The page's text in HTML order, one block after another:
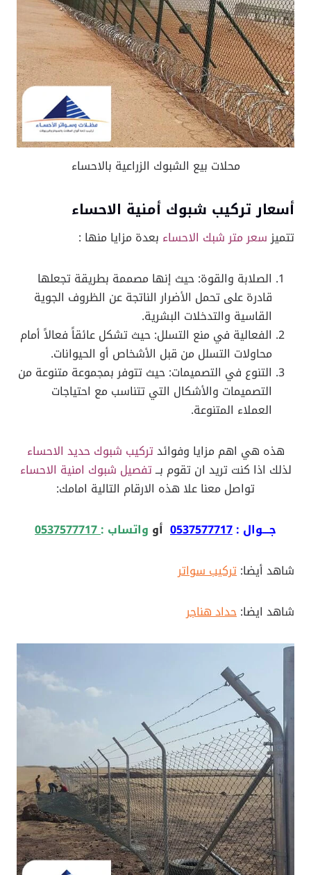
محلات بيع الشبوك الزراعية بالاحساء
أسعار تركيب شبوك أمنية الاحساء
تتميزسعر متر شبك الاحساء بعدة مزايا منها :
الصلابة والقوة: حيث إنها مصممة بطريقة تجعلها
قادرة على تحمل الأضرار الناتجة عن الظروف الجوية
القاسية والتدخلات البشرية.
الفعالية في منع التسلل: حيث تشكل عائقاً فعالاً أمام
محاولات التسلل من قبل الأشخاص أو الحيوانات.
التنوع في التصميمات: حيث تتوفر بمجموعة متنوعة من
التصميمات والأشكال التي تتناسب مع احتياجات
العملاء المتنوعة.
هذه هي اهم مزايا وفوائدتركيب شبوك حديد الاحساء
لذلك اذا كنت تريد ان تقوم بــتفصيل شبوك امنية الاحساء
تواصل معنا علا هذه الارقام التالية امامك:
جـــوال :0537577717 أو واتساب :0537577717
شاهد أيضا:تركيب سواتر
شاهد ايضا:حداد هناجر